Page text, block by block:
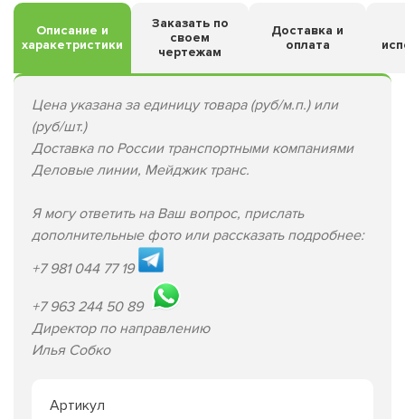
Описание и
харакетристики
Заказать по
своем
чертежам
Доставка и
оплата
Цена указана за единицу товара (руб/м.п.) или
(руб/шт.)
Доставка по России транспортными компаниями
Деловые линии, Мейджик транс.
Я могу ответить на Ваш вопрос, прислать
дополнительные фото или рассказать подробнее:
+7 981 044 77 19
+7 963 244 50 89
Директор по направлению
Илья Собко
Артикул